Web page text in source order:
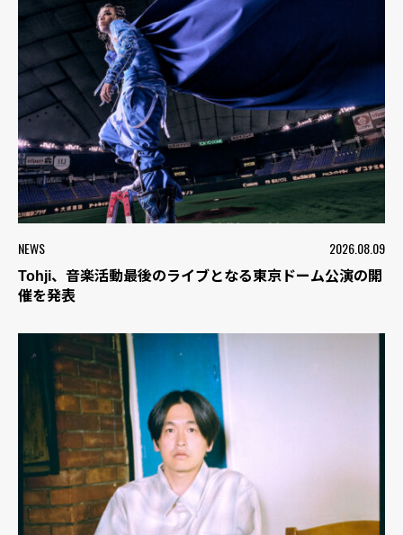
NEWS 2026.08.09
Tohji、音楽活動最後のライブとなる東京ドーム公演の開
催を発表